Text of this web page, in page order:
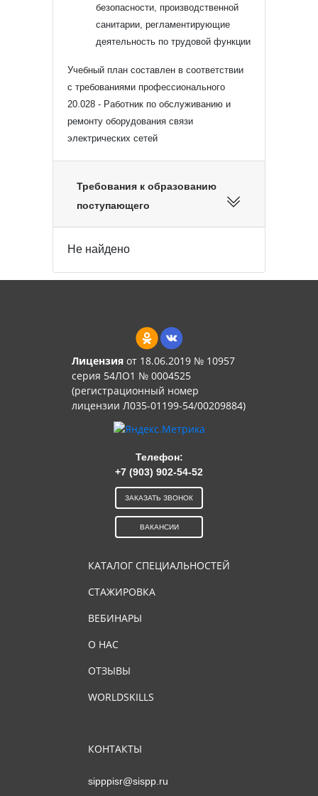
безопасности, производственной
санитарии, регламентирующие
деятельность по трудовой функции
Учебный план составлен в соответствии
с требованиями профессионального
20.028 - Работник по обслуживанию и
ремонту оборудования связи
электрических сетей
Требования к образованию
поступающего
Не найдено
Лицензияот 18.06.2019 № 10957
серия 54ЛО1 № 0004525
(регистрационный номер
лицензии Л035-01199-54/00209884)
КАТАЛОГ СПЕЦИАЛЬНОСТЕЙ
СТАЖИРОВКА
ВЕБИНАРЫ
О НАС
ОТЗЫВЫ
WORLDSKILLS
КОНТАКТЫ
sipppisr@sispp.ru
Телефон:
+7 (903) 902-54-52
ЗАКАЗАТЬ ЗВОНОК
ВАКАНСИИ